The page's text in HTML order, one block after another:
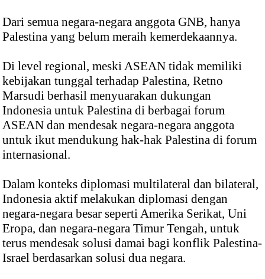
Dari semua negara-negara anggota GNB, hanya
Palestina yang belum meraih kemerdekaannya.
Di level regional, meski ASEAN tidak memiliki
kebijakan tunggal terhadap Palestina, Retno
Marsudi berhasil menyuarakan dukungan
Indonesia untuk Palestina di berbagai forum
ASEAN dan mendesak negara-negara anggota
untuk ikut mendukung hak-hak Palestina di forum
internasional.
Dalam konteks diplomasi multilateral dan bilateral,
Indonesia aktif melakukan diplomasi dengan
negara-negara besar seperti Amerika Serikat, Uni
Eropa, dan negara-negara Timur Tengah, untuk
terus mendesak solusi damai bagi konflik Palestina-
Israel berdasarkan solusi dua negara.